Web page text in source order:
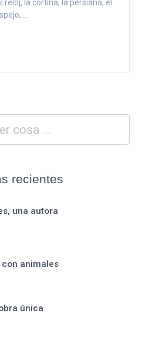
la cortina, la persiana, el
...
recientes
una autora
animales
única